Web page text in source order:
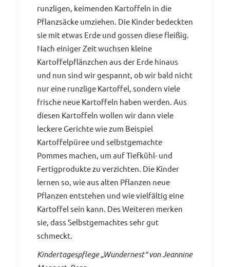
runzligen, keimenden Kartoffeln in die
Pflanzsäcke umziehen. Die Kinder bedeckten
sie mit etwas Erde und gossen diese fleißig.
Nach einiger Zeit wuchsen kleine
Kartoffelpflänzchen aus der Erde hinaus
und nun sind wir gespannt, ob wir bald nicht
nur eine runzlige Kartoffel, sondern viele
frische neue Kartoffeln haben werden. Aus
diesen Kartoffeln wollen wir dann viele
leckere Gerichte wie zum Beispiel
Kartoffelpüree und selbstgemachte
Pommes machen, um auf Tiefkühl- und
Fertigprodukte zu verzichten. Die Kinder
lernen so, wie aus alten Pflanzen neue
Pflanzen entstehen und wie vielfältig eine
Kartoffel sein kann. Des Weiteren merken
sie, dass Selbstgemachtes sehr gut
schmeckt.
Kindertagespflege „Wundernest“ von Jeannine